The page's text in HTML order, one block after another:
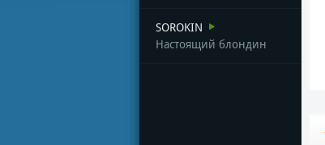
SOROKIN
Настоящий блондин